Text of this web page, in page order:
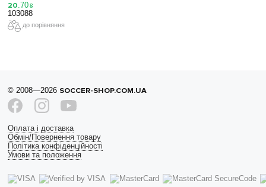
20.70 ₴
103088
до порівняння
© 2008—2026 SOCCER-SHOP.COM.UA
Оплата і доставка
Обмін/Повернення товару
Політика конфіденційності
Умови та положення